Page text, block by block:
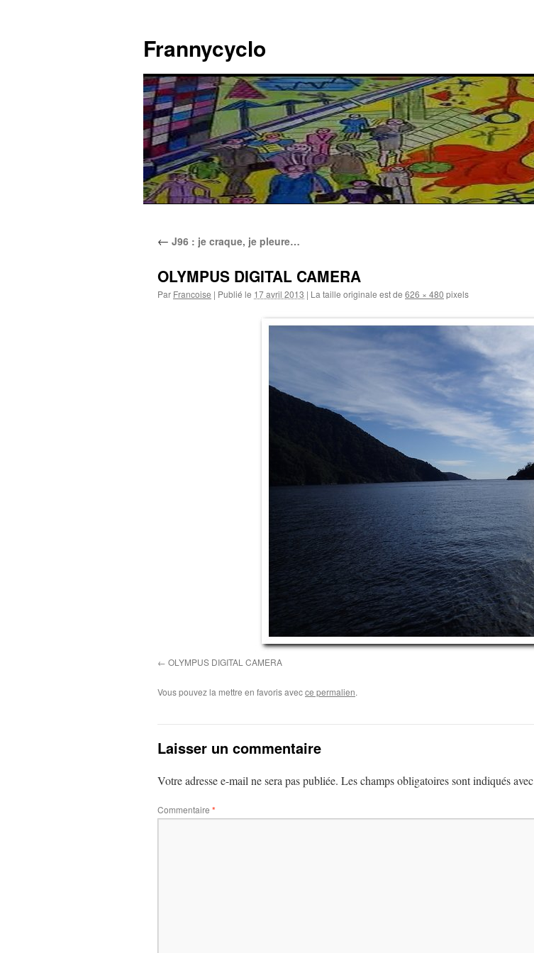
contenu
Frannycyclo
← J96 : je craque, je pleure…
OLYMPUS DIGITAL CAMERA
Par Francoise | Publié le 17 avril 2013 | La taille originale est de 626 × 480 pixels
OLYMPUS DIGITAL CAMERA
Vous pouvez la mettre en favoris avecce permalien.
Laisser un commentaire
Votre adresse e-mail ne sera pas publiée. Les champs obligatoires sont indiqués avec
Commentaire *